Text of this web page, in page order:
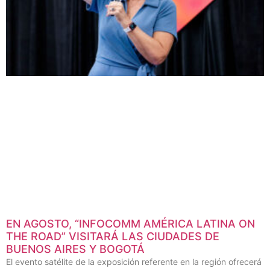
EN AGOSTO, “INFOCOMM AMÉRICA LATINA ON
THE ROAD” VISITARÁ LAS CIUDADES DE
BUENOS AIRES Y BOGOTÁ
El evento satélite de la exposición referente en la región ofrecerá